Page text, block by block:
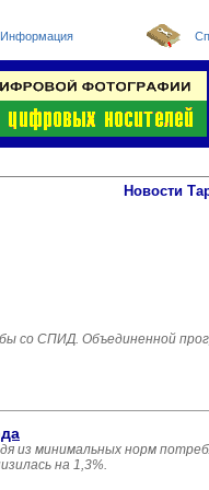
Информация
Новости
со СПИД. Объединенной
из минимальных норм
на 1,3%.